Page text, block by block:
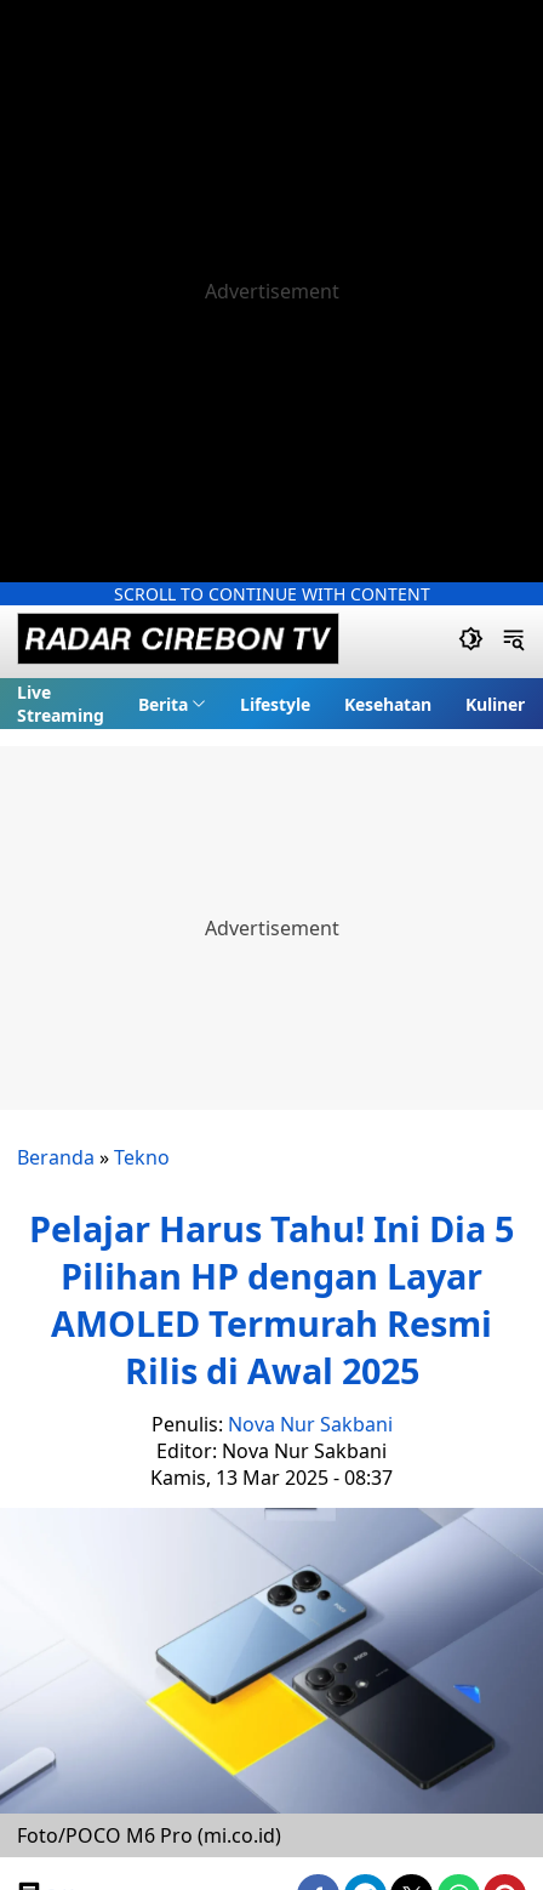
SCROLL TO CONTINUE WITH CONTENT
Live
Streaming
Berita Lifestyle Kesehatan Kuliner
Beranda »Tekno
Pelajar Harus Tahu! Ini Dia 5
Pilihan HP dengan Layar
AMOLED Termurah Resmi
Rilis di Awal 2025
Penulis: Nova Nur Sakbani
Editor: Nova Nur Sakbani
Kamis, 13 Mar 2025 - 08:37
Foto/POCO M6 Pro (mi.co.id)